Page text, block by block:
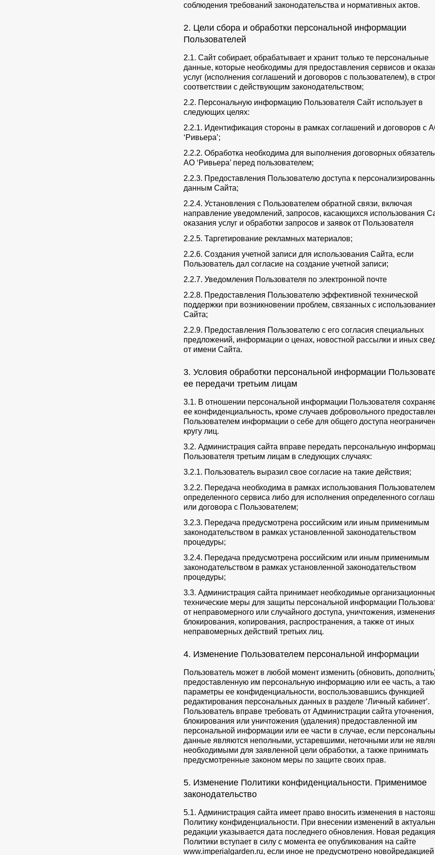
соблюдения требований законодательства и нормативных актов.
2. Цели сбора и обработки персональной информации
Пользователей
2.1. Сайт собирает, обрабатывает и хранит только те персональные
данные, которые необходимы для предоставления сервисов и
услуг (исполнения соглашений и договоров с пользователем), в
соответствии с действующим законодательством;
2.2. Персональную информацию Пользователя Сайт использует в
следующих целях:
2.2.1. Идентификация стороны в рамках соглашений и договоров с
‘Ривьера’;
2.2.2. Обработка необходима для выполнения договорных
АО ‘Ривьера’ перед пользователем;
2.2.3. Предоставления Пользователю доступа к
данным Сайта;
2.2.4. Установления с Пользователем обратной связи, включая
направление уведомлений, запросов, касающихся использования
оказания услуг и обработки запросов и заявок от Пользователя
2.2.5. Таргетирование рекламных материалов;
2.2.6. Создания учетной записи для использования Сайта, если
Пользователь дал согласие на создание учетной записи;
2.2.7. Уведомления Пользователя по электронной почте
2.2.8. Предоставления Пользователю эффективной технической
поддержки при возникновении проблем, связанных с
Сайта;
2.2.9. Предоставления Пользователю с его согласия специальных
предложений, информации о ценах, новостной рассылки и иных
от имени Сайта.
3. Условия обработки персональной информации
ее передачи третьим лицам
3.1. В отношении персональной информации Пользователя
ее конфиденциальность, кроме случаев добровольного
Пользователем информации о себе для общего доступа
кругу лиц.
3.2. Администрация сайта вправе передать персональную
Пользователя третьим лицам в следующих случаях:
3.2.1. Пользователь выразил свое согласие на такие действия;
3.2.2. Передача необходима в рамках использования Пользователем
определенного сервиса либо для исполнения определенного
или договора с Пользователем;
3.2.3. Передача предусмотрена российским или иным применимым
законодательством в рамках установленной законодательством
процедуры;
3.2.4. Передача предусмотрена российским или иным применимым
законодательством в рамках установленной законодательством
процедуры;
3.3. Администрация сайта принимает необходимые
технические меры для защиты персональной информации
от неправомерного или случайного доступа, уничтожения,
блокирования, копирования, распространения, а также от иных
неправомерных действий третьих лиц.
4. Изменение Пользователем персональной информации
Пользователь может в любой момент изменить (обновить,
предоставленную им персональную информацию или ее часть, а
параметры ее конфиденциальности, воспользовавшись функцией
редактирования персональных данных в разделе ‘Личный кабинет’.
Пользователь вправе требовать от Администрации сайта уточнения,
блокирования или уничтожения (удаления) предоставленной им
персональной информации или ее части в случае, если
данные являются неполными, устаревшими, неточными или не
необходимыми для заявленной цели обработки, а также принимать
предусмотренные законом меры по защите своих прав.
5. Изменение Политики конфиденциальности. Применимое
законодательство
5.1. Администрация сайта имеет право вносить изменения в
Политику конфиденциальности. При внесении изменений в
редакции указывается дата последнего обновления. Новая редакция
Политики вступает в силу с момента ее опубликования на сайте
www.imperialgarden.ru, если иное не предусмотрено новойредакцией